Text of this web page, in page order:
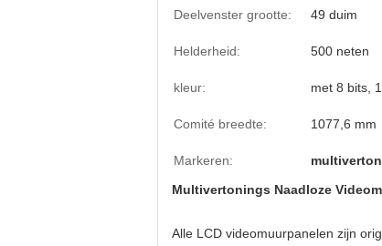
Deelvenster grootte:
49 duim
Helderheid: 500 neten
kleur: met 8 bits,
Comité breedte: 1077,6 mm
Markeren:
Multivertonings Naadloze
Alle LCD videomuurpanelen zijn